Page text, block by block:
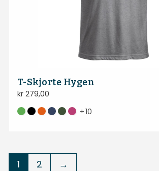
T-Skjorte Hygen
kr279,00
+10
1 2 →